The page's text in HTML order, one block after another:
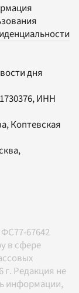
дня
ИНН
Коптевская
,
67642
в сфере
г. Редакция не
информации,